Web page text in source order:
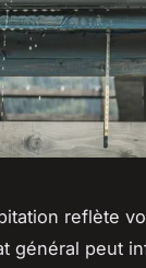
reflète
général peut